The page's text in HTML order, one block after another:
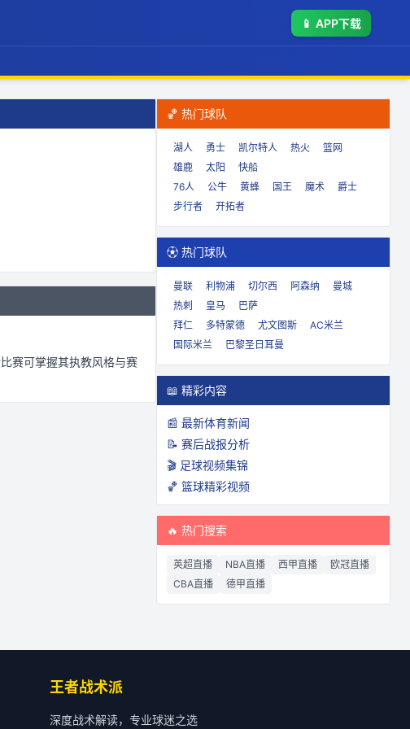
📱 APP下载
赛可掌握其执教风格与赛
🏀 热门球队
湖人 勇士 凯尔特人 热火
篮网
雄鹿
太阳
快船
76人
公牛 黄蜂 国王 魔术
爵士
步行者
开拓者
⚽ 热门球队
曼联 利物浦 切尔西 阿森纳
曼城
热刺
皇马
巴萨
拜仁
多特蒙德 尤文图斯
AC米兰
国际米兰
巴黎圣日耳曼
📖 精彩内容
📰 最新体育新闻
📝 赛后战报分析
🎬 足球视频集锦
🏀 篮球精彩视频
🔥 热门搜索
英超直播 NBA直播 西甲直播
欧冠直播
CBA直播
德甲直播
王者战术派
深度战术解读，专业球迷之选